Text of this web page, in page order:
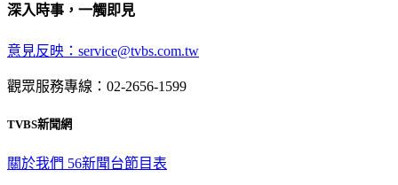
深入時事，一觸即見
意見反映：service@tvbs.com.tw
觀眾服務專線：02-2656-1599
TVBS新聞網
關於我們 56新聞台節目表